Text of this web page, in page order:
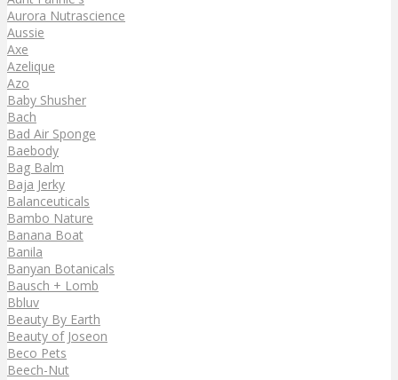
Aurora Nutrascience
Aussie
Axe
Azelique
Azo
Baby Shusher
Bach
Bad Air Sponge
Baebody
Bag Balm
Baja Jerky
Balanceuticals
Bambo Nature
Banana Boat
Banila
Banyan Botanicals
Bausch + Lomb
Bbluv
Beauty By Earth
Beauty of Joseon
Beco Pets
Beech-Nut